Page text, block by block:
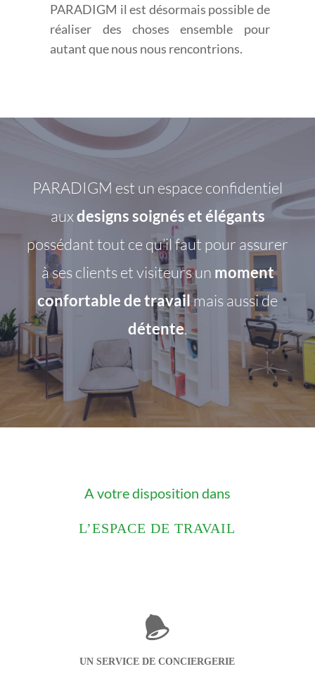
PARADIGM il est désormais possible de
réaliser des choses ensemble pour
autant que nous nous rencontrions.
PARADIGM est un espace confidentiel
auxdesigns soignés et élégants
possédant tout ce qu’il faut pour assurer
à ses clients et visiteurs un moment
confortable de travailmais aussi de
détente.
A votre disposition dans
L’ESPACE DE TRAVAIL
UN SERVICE DE CONCIERGERIE